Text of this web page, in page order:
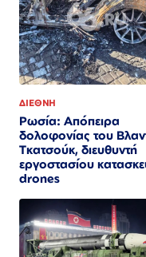
ΔΙΕΘΝΗ
Ρωσία: Απόπειρα
δολοφονίας του
Τκατσούκ, διευθυντή
εργοστασίου
drones